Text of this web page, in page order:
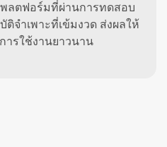
ลตฟอร์มที่ผ่านการทดสอบ
จำเพาะที่เข้มงวด ส่งผลให้
รใช้งานยาวนาน